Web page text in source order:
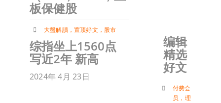
板保健股
大盤解讀， 置顶好文 ， 股市
综指坐上1560点
写近2年 新高
2024年 4月 23日
编辑
精选
好文
付费会
员 ， 理